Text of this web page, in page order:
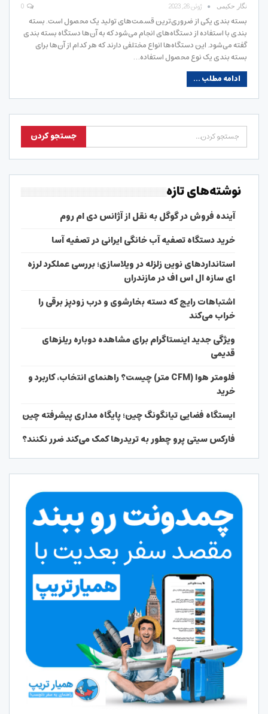
نگار حکیمی ژوئن 26, 2023
بسته بندی یکی از ضروری‌ترین قسمت‌های تولید یک محصول است. بسته
بندی با استفاده از دستگاه‌های انجام می‌شود که به آن‌ها دستگاه بسته بندی
گفته می‌شود. این دستگاه‌‎ها انواع مختلفی دارند که هر کدام از آن‌ها برای
بسته بندی یک نوع محصول استفاده…
ادامه مطلب ...
نوشته‌های تازه
آینده فروش در گوگل به نقل از آژانس دی ام روم
خرید دستگاه تصفیه آب خانگی ایرانی در تصفیه آسا
استانداردهای نوین زلزله در ویلاسازی؛ بررسی عملکرد لرزه
ای سازه ال اس اف در مازندران
اشتباهات رایج که دسته بخارشوی و درب زودپز برقی را
خراب می‌کند
ویژگی جدید اینستاگرام برای مشاهده دوباره ریلزهای
قدیمی
فلومتر هوا (CFM متر) چیست؟ راهنمای انتخاب، کاربرد و
خرید
ایستگاه فضایی تیانگونگ چین؛ پایگاه مداری پیشرفته چین
فارکس سیتی پرو چطور به تریدرها کمک می‌کند ضرر نکنند؟